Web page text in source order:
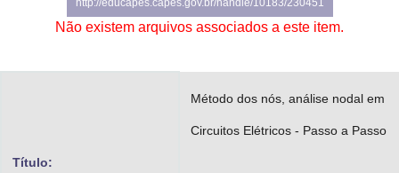
Planalto
http://educapes.capes.gov.br/handle/10183/230451
Não existem arquivos associados a este item.
Título:
Método dos nós, análise nodal em
Circuitos Elétricos - Passo a Passo